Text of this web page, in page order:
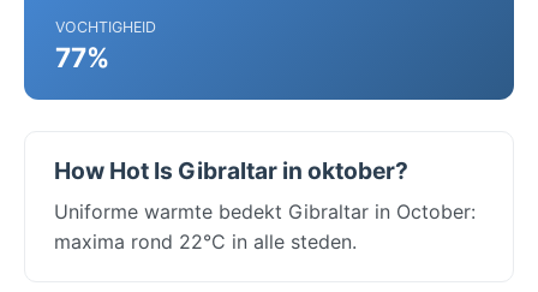
VOCHTIGHEID
77%
How Hot Is Gibraltar in oktober?
Uniforme warmte bedekt Gibraltar in October:
maxima rond 22°C in alle steden.